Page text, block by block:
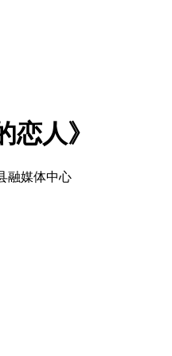
人》
融媒体中心